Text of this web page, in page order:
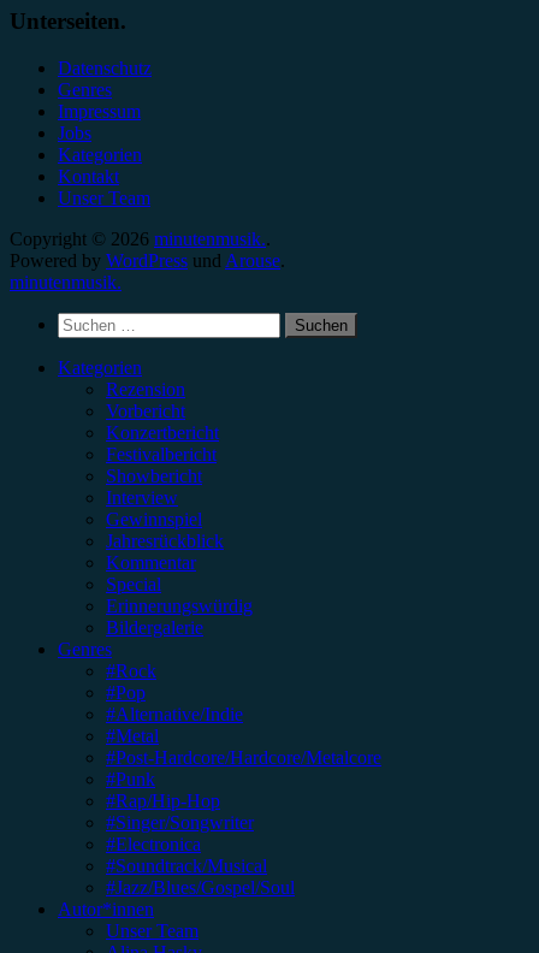
Unterseiten.
Datenschutz
Genres
Impressum
Jobs
Kategorien
Kontakt
Unser Team
Copyright © 2026 minutenmusik..
Powered by WordPress und Arouse.
minutenmusik.
Suchen
nach:
Kategorien
Rezension
Vorbericht
Konzertbericht
Festivalbericht
Showbericht
Interview
Gewinnspiel
Jahresrückblick
Kommentar
Special
Erinnerungswürdig
Bildergalerie
Genres
#Rock
#Pop
#Alternative/Indie
#Metal
#Post-Hardcore/Hardcore/Metalcore
#Punk
#Rap/Hip-Hop
#Singer/Songwriter
#Electronica
#Soundtrack/Musical
#Jazz/Blues/Gospel/Soul
Autor*innen
Unser Team